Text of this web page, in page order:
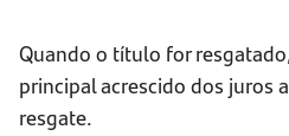
Quando o título for
principal acrescido dos juros
resgate.